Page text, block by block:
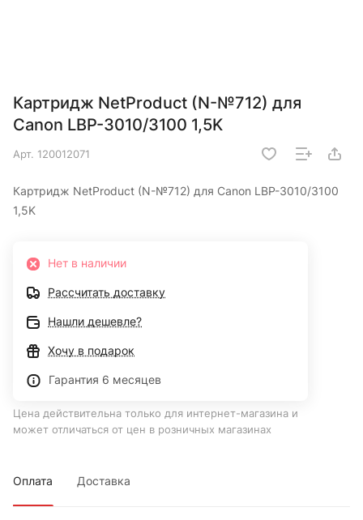
Картридж NetProduct (N-№712) для
Canon LBP-3010/3100 1,5K
Арт. 120012071
Картридж NetProduct (N-№712) для Canon LBP-3010/3100
1,5K
Нет в наличии
Рассчитать доставку
Нашли дешевле?
Хочу в подарок
Гарантия 6 месяцев
Цена действительна только для интернет-магазина и
может отличаться от цен в розничных магазинах
Оплата Доставка